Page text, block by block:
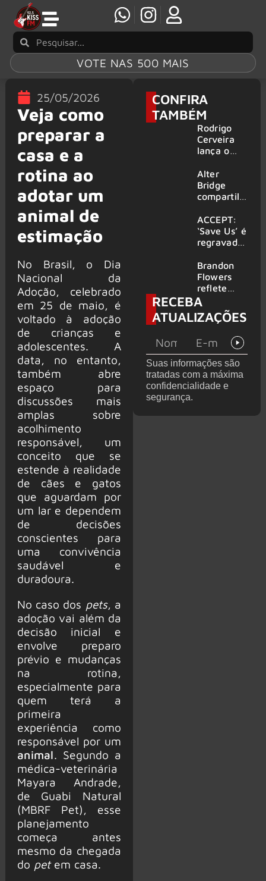
VOTE NAS 500 MAIS
25/05/2026
Veja como
preparar a
casa e a
rotina ao
adotar um
animal de
estimação
No Brasil, o Dia
Nacional da
Adoção, celebrado
em 25 de maio, é
voltado à adoção
de crianças e
adolescentes. A
data, no entanto,
também abre
espaço para
discussões mais
amplas sobre
acolhimento
responsável, um
conceito que se
estende à realidade
de cães e gatos
que aguardam por
um lar e dependem
de decisões
conscientes para
uma convivência
saudável e
duradoura.
No caso dos pets, a
adoção vai além da
decisão inicial e
envolve preparo
prévio e mudanças
na rotina,
especialmente para
quem terá a
primeira
experiência como
responsável por um
animal . Segundo a
médica-veterinária
Mayara Andrade,
de Guabi Natural
(MBRF Pet), esse
planejamento
começa antes
mesmo da chegada
do pet em casa.
CONFIRA
TAMBÉM
Rodrigo
Cerveira
lança o
Searcher”
Alter
Bridge
compartilh
vivo de
“Fortress”
gravada
am Ring
2026
ACCEPT:
‘Save Us’ é
regravada
membros
do GHOST
e KORN
Brandon
Flowers
reflete
sobre o
futuro e
levanta
de de
deixar os
palcos
RECEBA
ATUALIZAÇÕES
Suas informações são
tratadas com a máxima
confidencialidade e
segurança.